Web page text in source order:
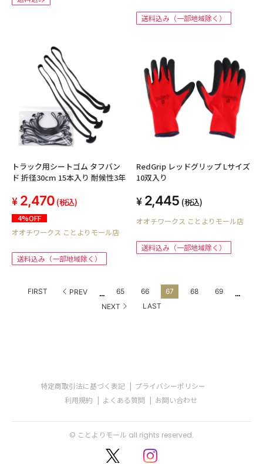
送料込み（一部地域除く）
トラック用シートゴム タフバン
ド 折径30cm 15本入り 耐候性3年
2,470 (税込)
4%OFF
オオチワークス ことよりモール店
送料込み（一部地域除く）
RedGrip レッドグリップ Lサイズ
10双入り
2,445 (税込)
オオチワークス ことよりモール店
送料込み（一部地域除く）
FIRST PREV ... 65 66 67 68 69 ...
NEXT LAST
特定商取引法に基づく表記
プライバシーポリシー
利用規約
よくある質問 お問い合わせ
© ことよりモール all rights reserved.